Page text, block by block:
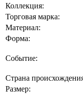
Коллекция:
Торговая марка:
Материал:
Форма:
Событие:
Страна
Размер: